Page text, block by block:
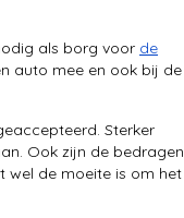
als borg voor de
auto mee en ook bij de
Sterker
Ook zijn de bedragen
de moeite is om het